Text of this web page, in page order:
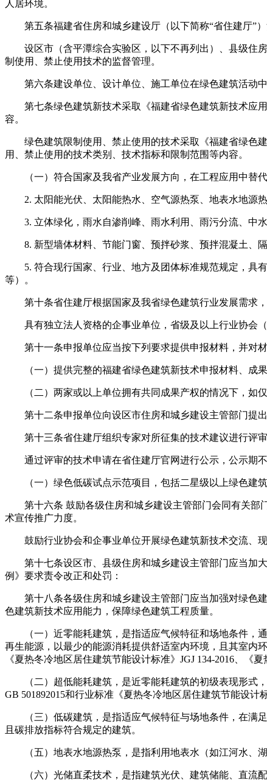
人居环境。
第五条福建省住房和城乡建设厅（以下简称“省住建厅”）
设区市（含平潭综合实验区，以下不再列出）、县级住房
制使用、禁止使用技术的监督管理。
第六条建设单位、设计单位、施工单位在绿色建筑活动中
第七条绿色建筑新技术采取《福建省绿色建筑新技术应用
容。
绿色建筑限制使用、禁止使用的技术采取《福建省绿色建
用、禁止使用的技术类别、技术指标和限制范围等内容。
（一）符合国家及我省产业发展方向，在工程应用中替代
2. 太阳能光伏、太阳能热水、空气源热泵、地表水地源热
3. 立体绿化，雨水自渗削峰、雨水利用、雨污分流、中水
8. 新型墙体材料、节能门窗、预拌砂浆、预拌混凝土、隔
5. 符合现行国家、行业、地方及团体标准规范规定，具有
等）。
第十条省住建厅根据国家及我省绿色建筑行业发展需求，
具有独立法人资格的企事业单位，省级及以上行业协会（
第十一条申报单位应当按下列要求提供申报材料，并对材
（一）提供完整的福建省绿色建筑新技术申报材料、成果
（二）两家或以上单位拥有共同成果产权的情况下，如仅
第十二条申报单位向设区市住房和城乡建设主管部门提出
第十三条省住建厅组织专家对所征集的技术建议进行评审
通过评审的技术申请在省住建厅官网进行公示，公示期不
（一）绿色低碳试点示范项目，包括二星级以上绿色建筑
第十六条 鼓励各级住房和城乡建设主管部门会同有关部
术宣传推广力度。
鼓励行业协会和企事业单位开展绿色建筑新技术交流、现
第十七条设区市、县级住房和城乡建设主管部门应当加大
例》要求责令改正和处罚：
第十八条各级住房和城乡建设主管部门应当加强对绿色建
色建筑新技术应用能力，保障绿色建筑工程质量。
（一）近零能耗建筑，是指适应气候特征和场地条件，通
再生能源，以最少的能源消耗提供舒适室内环境，且其室内
《夏热冬冷地区居住建筑节能设计标准》JGJ 134-2016、《
（二）超低能耗建筑，是近零能耗建筑的初级表现形式，
GB 501892015和行业标准《夏热冬冷地区居住建筑节能设计
（三）低碳建筑，是指适应气候特征与场地条件，在满足
且碳排放指标符合规定的建筑。
（五）地表水地源热泵，是指利用地表水（如江河水、湖
（六）光储直柔技术，是指建筑光伏、建筑储能、直流配